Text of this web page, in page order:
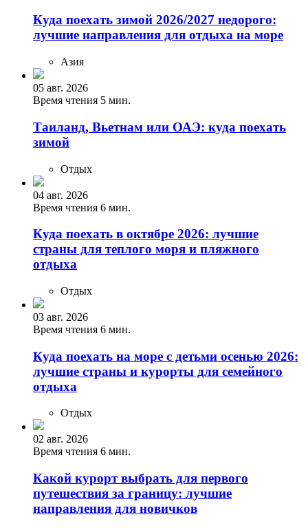
Куда поехать зимой 2026/2027 недорого:
лучшие направления для отдыха на море
Азия
05 авг. 2026
Время чтения 5 мин.
Таиланд, Вьетнам или ОАЭ: куда поехать
зимой
Отдых
04 авг. 2026
Время чтения 6 мин.
Куда поехать в октябре 2026: лучшие
страны для теплого моря и пляжного
отдыха
Отдых
03 авг. 2026
Время чтения 6 мин.
Куда поехать на море с детьми осенью 2026:
лучшие страны и курорты для семейного
отдыха
Отдых
02 авг. 2026
Время чтения 6 мин.
Какой курорт выбрать для первого
путешествия за границу: лучшие
направления для новичков